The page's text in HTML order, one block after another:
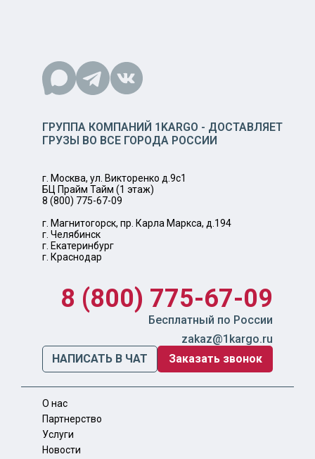
ГРУППА КОМПАНИЙ 1KARGO - ДОСТАВЛЯЕТ
ГРУЗЫ ВО ВСЕ ГОРОДА РОССИИ
г. Москва, ул. Викторенко д.9с1
БЦ Прайм Тайм (1 этаж)
8 (800) 775-67-09
г. Магнитогорск, пр. Карла Маркса, д.194
г. Челябинск
г. Екатеринбург
г. Краснодар
8 (800) 775-67-09
Бесплатный по России
zakaz@1kargo.ru
НАПИСАТЬ В ЧАТ
Заказать звонок
О нас
Партнерство
Услуги
Новости